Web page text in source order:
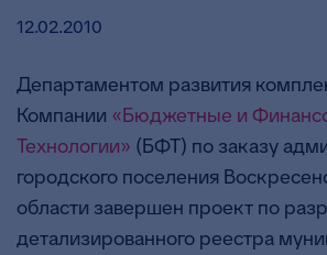
12.02.2010
Департаментом развития
Компании «Бюджетные и
Технологии» (БФТ) по заказу
городского поселения
области завершен проект по
детализированного реестра